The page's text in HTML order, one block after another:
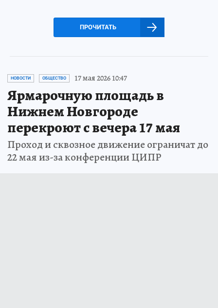
ПРОЧИТАТЬ
НОВОСТИ ОБЩЕСТВО 17 мая 2026 10:47
Ярмарочную площадь в
Нижнем Новгороде
перекроют с вечера 17 мая
Проход и сквозное движение ограничат до
22 мая из-за конференции ЦИПР